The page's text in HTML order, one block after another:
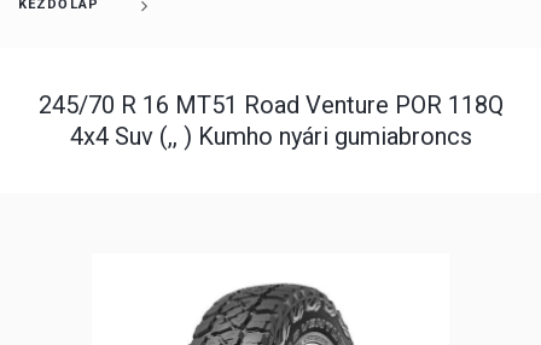
KEZDŐLAP
245/70 R 16 MT51 Road Venture POR 118Q
4x4 Suv (,, ) Kumho nyári gumiabroncs